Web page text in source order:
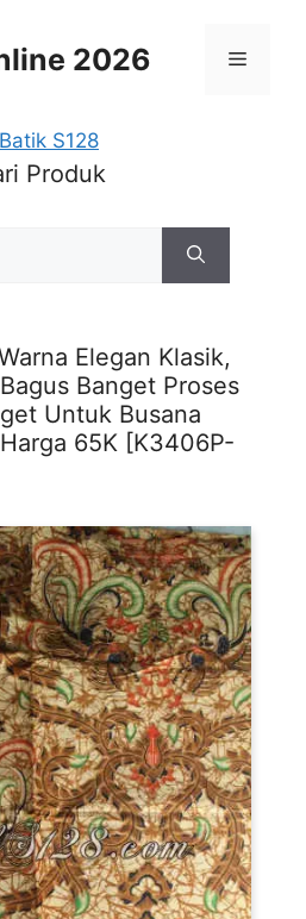
2026 Menu
Produk
Elegan Klasik,
Banget Proses
Untuk Busana
65K [K3406P-